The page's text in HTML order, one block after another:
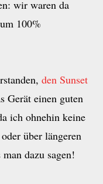
wir waren da
100%
den Sunset
Gerät einen guten
ich ohnehin keine
über längeren
dazu sagen!